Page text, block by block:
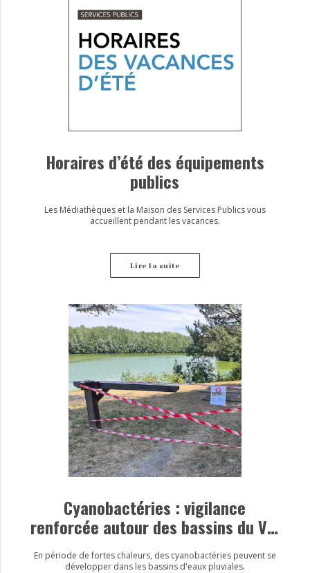
Horaires d’été des équipements
publics
Les Médiathèques et la Maison des Services Publics vous
accueillent pendant les vacances.
Lire la suite
Cyanobactéries : vigilance
renforcée autour des bassins du Val
d’Europe
En période de fortes chaleurs, des cyanobactéries peuvent se
développer dans les bassins d'eaux pluviales.